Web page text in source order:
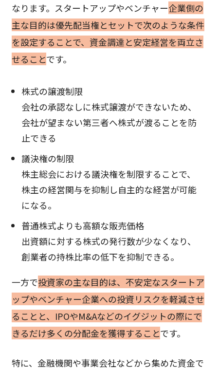
なります。スタートアップやベンチャー企業側の
主な目的は優先配当権とセットで次のような条件
を設定することで、資金調達と安定経営を両立さ
せることです。
株式の譲渡制限
会社の承認なしに株式譲渡ができないため、
会社が望まない第三者へ株式が渡ることを防
止できる
議決権の制限
株主総会における議決権を制限することで、
株主の経営関与を抑制し自主的な経営が可能
になる。
普通株式よりも高額な販売価格
出資額に対する株式の発行数が少なくなり、
創業者の持株比率の低下を抑制できる。
一方で投資家の主な目的は、不安定なスタートア
ップやベンチャー企業への投資リスクを軽減させ
ることと、IPOやM&Aなどのイグジットの際にで
きるだけ多くの分配金を獲得することです。
特に、金融機関や事業会社などから集めた資金で